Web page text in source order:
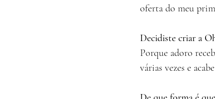
oferta do meu
Decidiste criar a
Porque adoro
várias vezes e